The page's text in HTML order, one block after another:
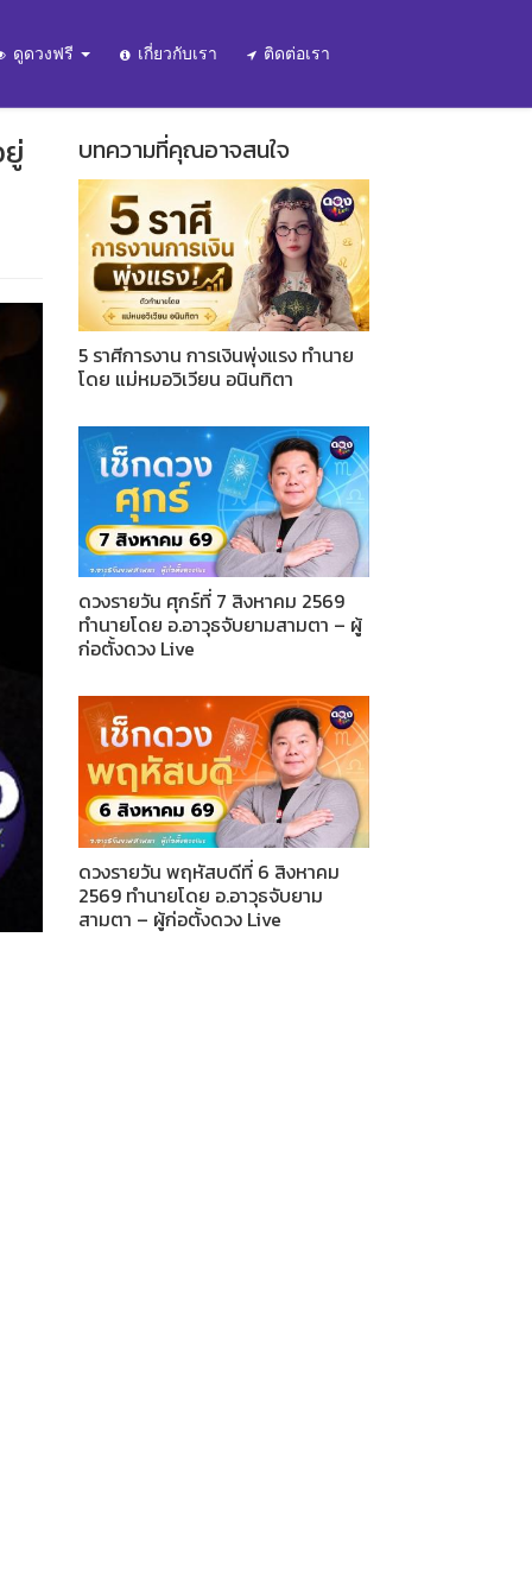
ดูดวงฟรี เกี่ยวกับเรา ติดต่อเรา
บทความที่คุณอาจสนใจ
5 ราศีการงาน การเงินพุ่งแรง ทำนาย
โดย แม่หมอวิเวียน อนินทิตา
ดวงรายวัน ศุกร์ที่ 7 สิงหาคม 2569
ทำนายโดย อ.อาวุธจับยามสามตา – ผู้
ก่อตั้งดวง Live
ดวงรายวัน พฤหัสบดีที่ 6 สิงหาคม
2569 ทำนายโดย อ.อาวุธจับยาม
สามตา – ผู้ก่อตั้งดวง Live